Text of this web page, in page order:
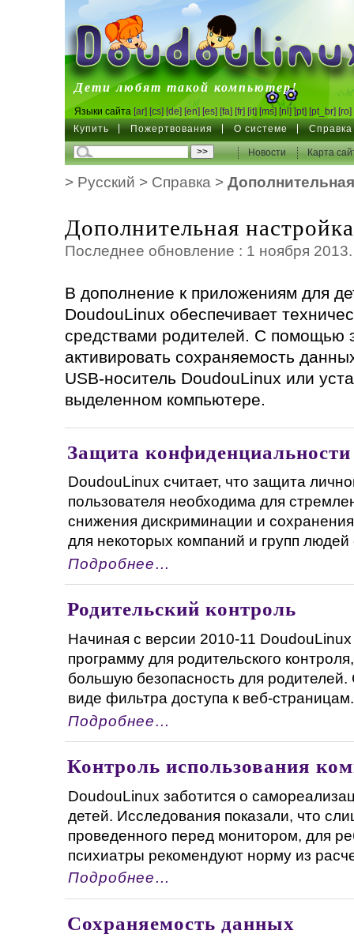
DoudouLinux
Дети любят такой компьютер!
Языки сайта [ar] [cs] [de] [en] [es] [fa] [fr] [it] [ms] [nl] [pt] [pt_br] [ro]
Купить Пожертвования О системе Справка
Новости Карта
> Русский > Справка >
Дополнительная настройка
Последнее обновление : 1 ноября 2013.
В дополнение к приложениям для
DoudouLinux обеспечивает
средствами родителей. С помощью
активировать сохраняемость
USB-носитель DoudouLinux или
выделенном компьютере.
Защита конфиденциальности
DoudouLinux считает, что защита
пользователя необходима для
снижения дискриминации и
для некоторых компаний и групп людей
Подробнее…
Родительский контроль
Начиная с версии 2010-11 DoudouLinux
программу для родительского
большую безопасность для
виде фильтра доступа к веб-
Подробнее…
Контроль использования
DoudouLinux заботится о
детей. Исследования показали, что
проведенного перед монитором, для
психиатры рекомендуют норму из
Подробнее…
Сохраняемость данных